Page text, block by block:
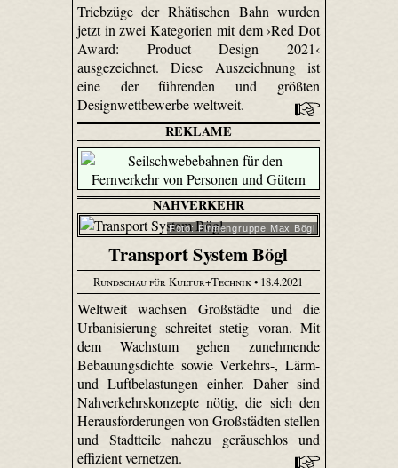
Triebzüge der Rhätischen Bahn wurden
jetzt in zwei Kategorien mit dem ›Red Dot
Award: Product Design 2021‹
ausgezeichnet. Diese Auszeichnung ist
eine der führenden und größten
Designwettbewerbe weltweit.
REKLAME
NAHVERKEHR
Foto: Firmengruppe Max Bögl
Transport System Bögl
Rundschau für Kultur+Technik• 18.4.2021
Weltweit wachsen Großstädte und die
Urbanisierung schreitet stetig voran. Mit
dem Wachstum gehen zunehmende
Bebauungsdichte sowie Verkehrs-, Lärm-
und Luftbelastungen einher. Daher sind
Nahverkehrskonzepte nötig, die sich den
Herausforderungen von Großstädten stellen
und Stadtteile nahezu geräuschlos und
effizient vernetzen.